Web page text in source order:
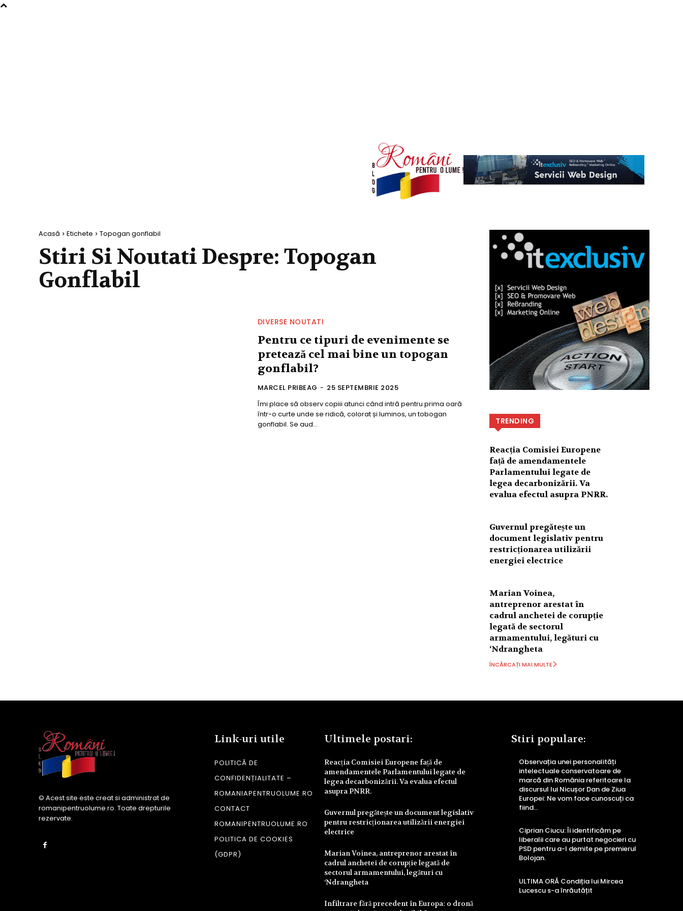
Acasă Etichete Topogan gonflabil
Stiri Si Noutati Despre: Topogan
Gonflabil
DIVERSE NOUTATI
Pentru ce tipuri de evenimente se
pretează cel mai bine un topogan
gonflabil?
MARCEL PRIBEAG - 25 SEPTEMBRIE 2025
Îmi place să observ copiii atunci când intră pentru prima oară
într-o curte unde se ridică, colorat și luminos, un tobogan
gonflabil. Se aud...
TRENDING
Reacția Comisiei Europene
față de amendamentele
Parlamentului legate de
legea decarbonizării. Va
evalua efectul asupra PNRR.
Guvernul pregătește un
document legislativ pentru
restricționarea utilizării
energiei electrice
Marian Voinea,
antreprenor arestat în
cadrul anchetei de corupție
legată de sectorul
armamentului, legături cu
‘Ndrangheta
ÎNCĂRCAȚI MAI MULTE
© Acest site este creat si administrat de
romanipentruolume.ro. Toate drepturile
rezervate.
Link-uri utile
POLITICĂ DE
CONFIDENȚIALITATE –
ROMANIAPENTRUOLUME.RO
CONTACT
ROMANIPENTRUOLUME.RO
POLITICA DE COOKIES
(GDPR)
Ultimele postari:
Reacția Comisiei Europene față de
amendamentele Parlamentului legate de
legea decarbonizării. Va evalua efectul
asupra PNRR.
Guvernul pregătește un document legislativ
pentru restricționarea utilizării energiei
electrice
Marian Voinea, antreprenor arestat în
cadrul anchetei de corupție legată de
sectorul armamentului, legături cu
‘Ndrangheta
Infiltrare fără precedent în Europa: o dronă
Stiri populare:
Observația unei personalități
intelectuale conservatoare de
marcă din România referitoare la
discursul lui Nicușor Dan de Ziua
Europei: Ne vom face cunoscuți ca
fiind...
Ciprian Ciucu: Îi identificăm pe
liberalii care au purtat negocieri cu
PSD pentru a-l demite pe premierul
Bolojan.
ULTIMA ORĂ Condiția lui Mircea
Lucescu s-a înrăutățit